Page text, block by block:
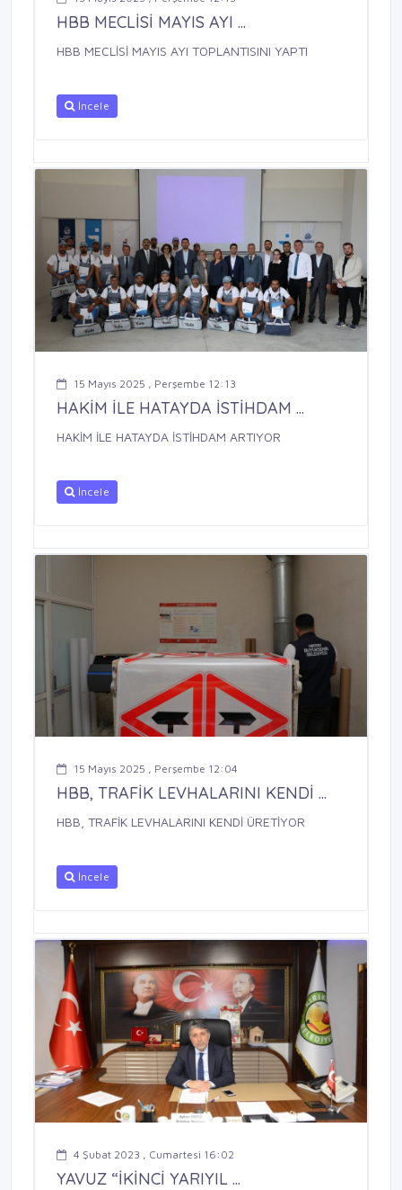
HBB MECLİSİ MAYIS AYI ...
HBB MECLİSİ MAYIS AYI TOPLANTISINI YAPTI
İncele
15 Mayıs 2025 , Perşembe 12:13
HAKİM İLE HATAYDA İSTİHDAM ...
HAKİM İLE HATAYDA İSTİHDAM ARTIYOR
İncele
15 Mayıs 2025 , Perşembe 12:04
HBB, TRAFİK LEVHALARINI KENDİ ...
HBB, TRAFİK LEVHALARINI KENDİ ÜRETİYOR
İncele
4 Şubat 2023 , Cumartesi 16:02
YAVUZ “İKİNCİ YARIYIL ...